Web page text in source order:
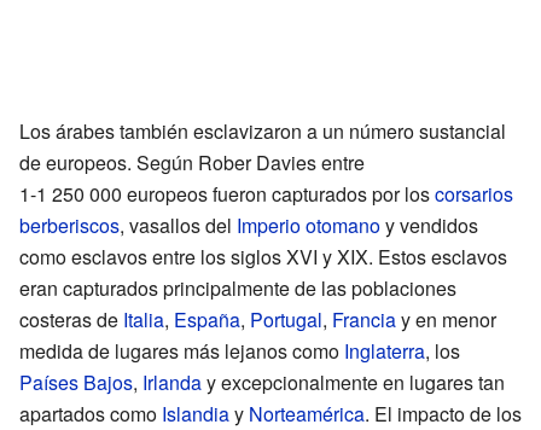
Los árabes también esclavizaron a un número sustancial
de europeos. Según Rober Davies entre
1-1 250 000 europeosfueron capturados por loscorsarios
berberiscos, vasallos del Imperio otomanoy vendidos
como esclavos entre los siglos XVI y XIX. Estos esclavos
eran capturados principalmente de las poblaciones
costeras de Italia, España, Portugal, Franciay en menor
medida de lugares más lejanos como Inglaterra, los
Países Bajos, Irlanday excepcionalmente en lugares tan
apartados como Islandiay Norteamérica. El impacto de los